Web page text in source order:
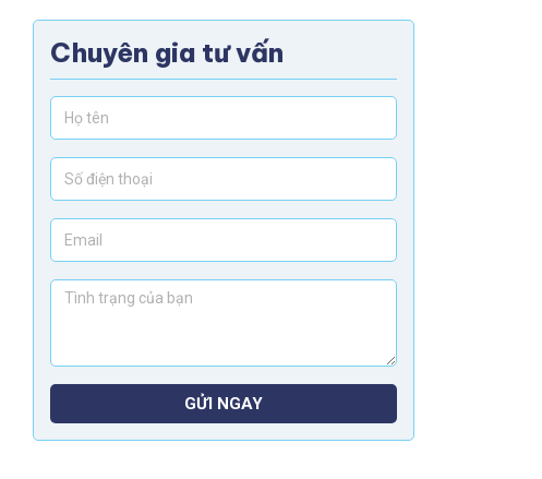
Chuyên gia tư vấn
GỬI NGAY